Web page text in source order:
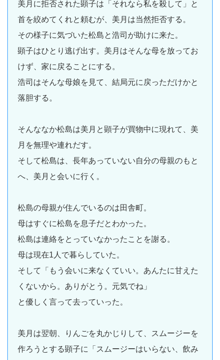
美月に拒否された顕子は「それなら私を殺して」と
首を絞めてくれと頼むが、美月は当然拒否する。
その様子に気づいた松島と浩司が助けに来た。
顕子はひとり逃げ出す。美月はそんな母を放ってお
けず、家に戻ることにする。
浩司はそんな母娘を見て、結局元に戻っただけかと
落胆する。
そんななか松島は美月と顕子が買物中に現れて、美
月を無理や連れだす。
そして松島は、長年あっていない自分の母親のもと
へ、美月と会いに行く。
松島の母親が住んでいるのは田舎町。
母はすぐに松島を息子だとわかった。
松島は連絡をとっていなかったことを謝る。
母は現在1人で暮らしていた。
そして「もう会いに来なくていい。あんたに甘えた
くないから。ありがとう。元気でね」
と優しく言って去っていった。
美月は翌朝、りんごを丸かじりして、スムージーを
作ろうとする顕子に「スムージーはいらない、飲み